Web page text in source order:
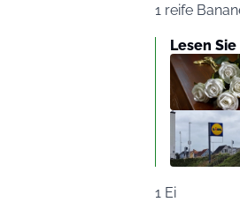
1 reife
Lesen
1 Ei